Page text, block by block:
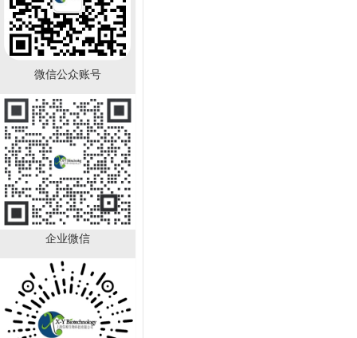
微信公众账号
企业微信
角质细胞培养基 KM
￥2280.00
已有 1000人购买